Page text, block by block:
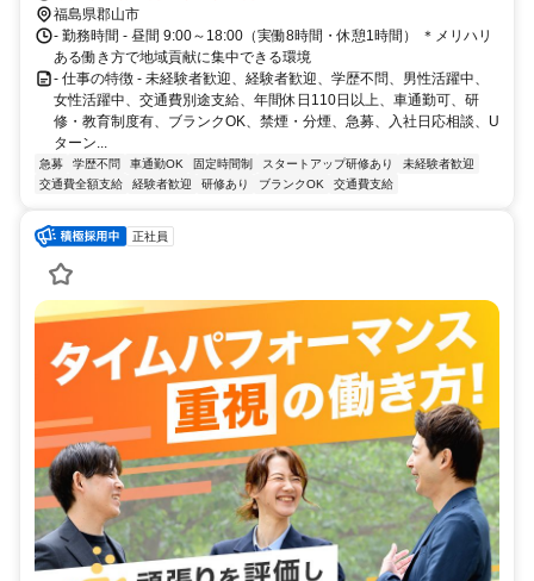
元に根差したチームとともに、福島を盛り上げる仕事にチャレンジしま
せんか？
福島県郡山市
- 勤務時間 - 昼間 9:00～18:00（実働8時間・休憩1時間） ＊メリハリ
ある働き方で地域貢献に集中できる環境
- 仕事の特徴 - 未経験者歓迎、経験者歓迎、学歴不問、男性活躍中、
女性活躍中、交通費別途支給、年間休日110日以上、車通勤可、研
修・教育制度有、ブランクOK、禁煙・分煙、急募、入社日応相談、U
ターン...
急募 学歴不問 車通勤OK 固定時間制 スタートアップ研修あり
未経験者歓迎
交通費全額支給
経験者歓迎 研修あり ブランクOK 交通費支給
正社員